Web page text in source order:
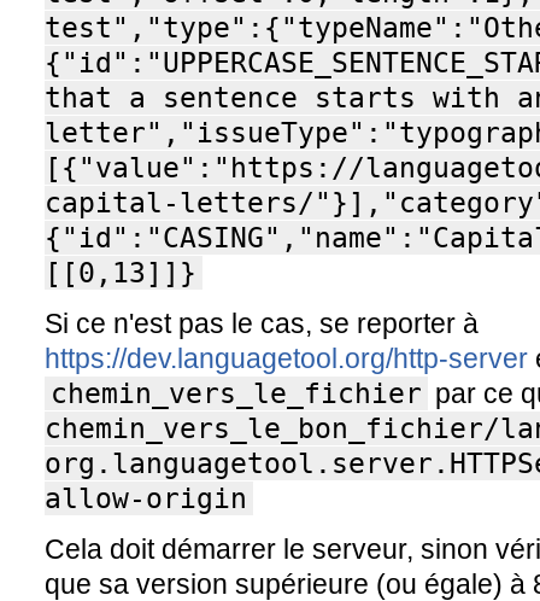
that a sentence starts with
[{"value":"https://
capital-letters/
[[0,13]]}
Si ce n'est pas le cas, se reporter à
https://dev.languagetool.org/http-server
chemin_vers_le_fichier par ce
chemin_vers_le_bon_fichier/
allow-origin
Cela doit démarrer le serveur, sinon
que sa version supérieure (ou égale) à